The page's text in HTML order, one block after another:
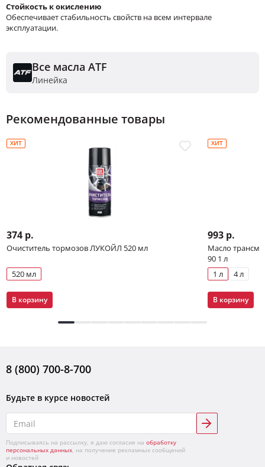
Стойкость к окислению
Обеспечивает стабильность свойств на всем интервале
эксплуатации.
Все масла ATF
Линейка
Рекомендованные товары
ХИТ
374 р.
Очиститель тормозов ЛУКОЙЛ 520 мл
520 мл
В корзину
ХИТ
993 р.
Масло
90 1 л
1 л
4 л
В корзину
8 (800) 700-8-700
Будьте в курсе новостей
Подписываясь на рассылку, я даю согласие на обработку
персональных данных, на получение рекламных сообщений
и новостей